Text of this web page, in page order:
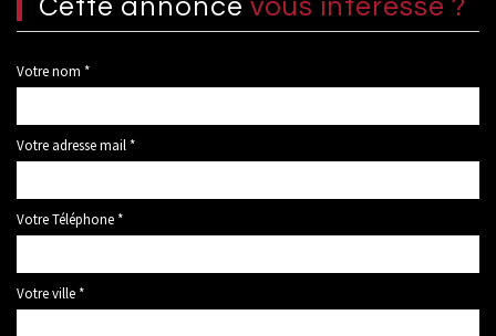
cette annonce vous intéresse ?
Votre nom *
Votre adresse mail *
Votre Téléphone *
Votre ville *